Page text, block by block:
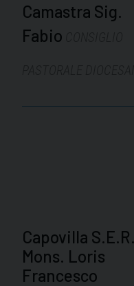
Camastra Sig.
Fabio
Capovilla S.E.R.
Mons. Loris
Francesco